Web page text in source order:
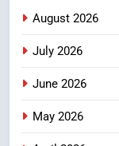
3
August 2026
July 2026
June 2026
May 2026